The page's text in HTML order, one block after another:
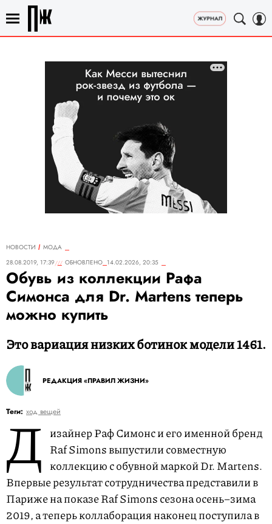
НОВОСТИ
МОДА
28.08.2019, 17:39
ОБНОВЛЕНО 14.02.2026, 20:35
Обувь из коллекции Рафа
Симонса для Dr. Martens теперь
можно купить
Это вариация низких ботинок модели 1461.
РЕДАКЦИЯ «ПРАВИЛ ЖИЗНИ»
Теги: ход вещей
Д изайнер Раф Симонс и его именной бренд
Raf Simons выпустили совместную
коллекцию с обувной маркой Dr. Martens.
Впервые результат сотрудничества представили в
Париже на показе Raf Simons сезона осень–зима
2019, а теперь коллаборация наконец поступила в